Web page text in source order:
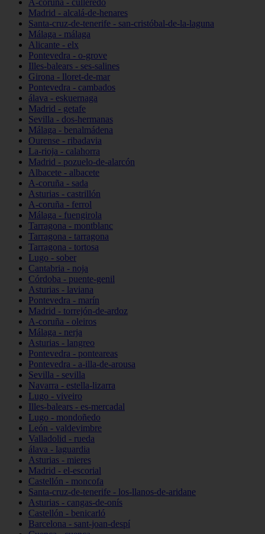
A-coruña - culleredo
Madrid - alcalá-de-henares
Santa-cruz-de-tenerife - san-cristóbal-de-la-laguna
Málaga - málaga
Alicante - elx
Pontevedra - o-grove
Illes-balears - ses-salines
Girona - lloret-de-mar
Pontevedra - cambados
álava - eskuernaga
Madrid - getafe
Sevilla - dos-hermanas
Málaga - benalmádena
Ourense - ribadavia
La-rioja - calahorra
Madrid - pozuelo-de-alarcón
Albacete - albacete
A-coruña - sada
Asturias - castrillón
A-coruña - ferrol
Málaga - fuengirola
Tarragona - montblanc
Tarragona - tarragona
Tarragona - tortosa
Lugo - sober
Cantabria - noja
Córdoba - puente-genil
Asturias - laviana
Pontevedra - marín
Madrid - torrejón-de-ardoz
A-coruña - oleiros
Málaga - nerja
Asturias - langreo
Pontevedra - ponteareas
Pontevedra - a-illa-de-arousa
Sevilla - sevilla
Navarra - estella-lizarra
Lugo - viveiro
Illes-balears - es-mercadal
Lugo - mondoñedo
León - valdevimbre
Valladolid - rueda
álava - laguardia
Asturias - mieres
Madrid - el-escorial
Castellón - moncofa
Santa-cruz-de-tenerife - los-llanos-de-aridane
Asturias - cangas-de-onís
Castellón - benicarló
Barcelona - sant-joan-despí